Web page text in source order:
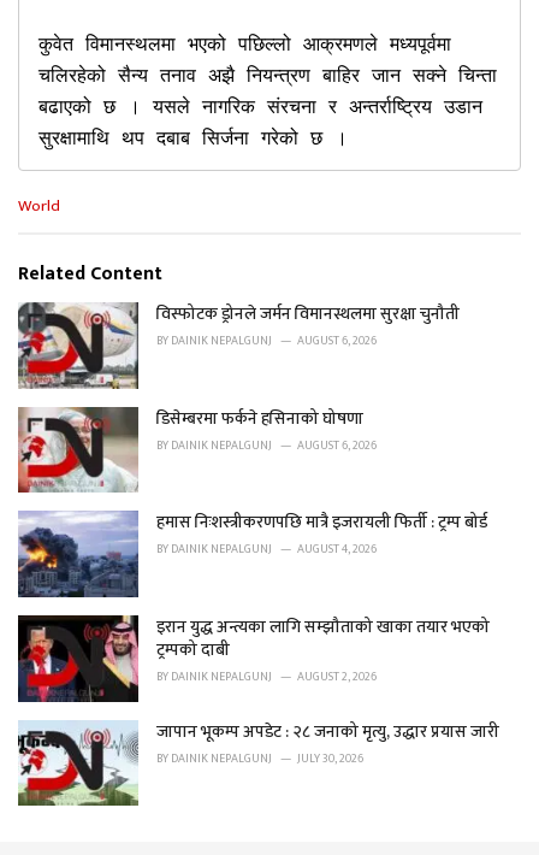
कुवेत विमानस्थलमा भएको पछिल्लो आक्रमणले मध्यपूर्वमा
चलिरहेको सैन्य तनाव अझै नियन्त्रण बाहिर जान सक्ने चिन्ता
बढाएको छ । यसले नागरिक संरचना र अन्तर्राष्ट्रिय उडान
सुरक्षामाथि थप दबाब सिर्जना गरेको छ ।
C
e
o
r
i
e
:
World
Related Content
विस्फोटक ड्रोनले जर्मन विमानस्थलमा सुरक्षा चुनौती
BYDAINIK NEPALGUNJ AUGUST 6, 2026
डिसेम्बरमा फर्कने हसिनाको घोषणा
BYDAINIK NEPALGUNJ AUGUST 6, 2026
हमास निःशस्त्रीकरणपछि मात्रै इजरायली फिर्ती : ट्रम्प बोर्ड
BYDAINIK NEPALGUNJ AUGUST 4, 2026
इरान युद्ध अन्त्यका लागि सम्झौताको खाका तयार भएको
ट्रम्पको दाबी
BYDAINIK NEPALGUNJ AUGUST 2, 2026
जापान भूकम्प अपडेट : २८ जनाको मृत्यु, उद्धार प्रयास जारी
BYDAINIK NEPALGUNJ JULY 30, 2026